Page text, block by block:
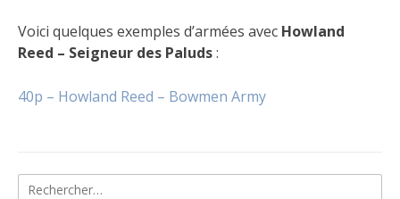
Voici quelques exemples d’armées avec Howland
Reed – Seigneur des Paluds:
40p – Howland Reed – Bowmen Army
Rechercher :